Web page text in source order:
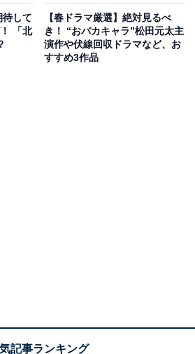
4月14日から放送がスタート。
続・最後から二番目の恋』の11年
シリーズの第3期目となります。
意見が寄せられました。
待して
「北
【春ドラマ厳選】絶対見るべ
き！ “おバカキャラ”松田元太主
演作や伏線回収ドラマなど、お
すすめ3作品